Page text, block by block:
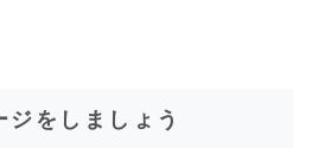
をしましょう